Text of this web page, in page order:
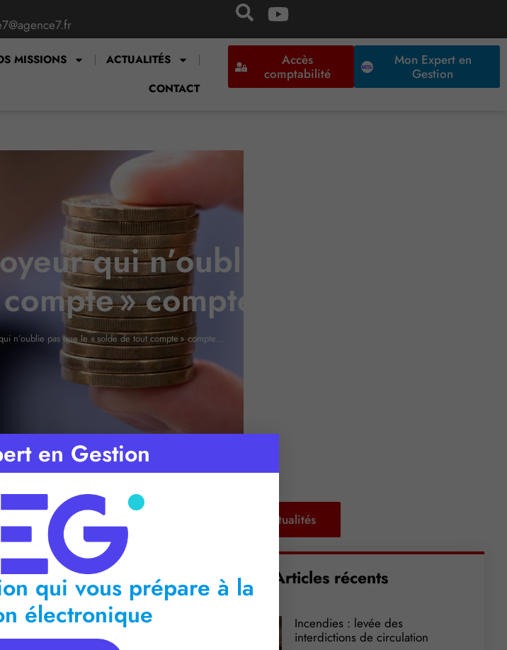
MISSIONS
ACTUALITÉS
CONTACT
Accès
comptabilité
Mon Expert en
Gestion
qui n’oublie pas que le
» compte…
n’oublie pas que le « solde de tout compte » compte…
minute
Retour aux actualités
Articles récents
Incendies : levée des
interdictions de circulation
en Gestion
qui vous prépare à la
électronique